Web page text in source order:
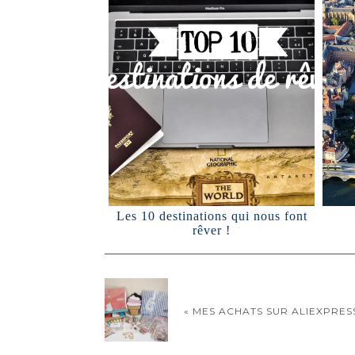
Les 10 destinations qui nous font
rêver !
« MES ACHATS SUR